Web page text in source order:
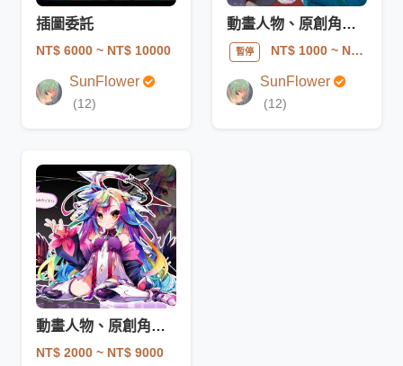
插圖委託
NT$ 6000 ~ NT$ 10000
SunFlower
(12)
動畫人物、原創角色委託等~~
暫停 NT$ 1000~ NT$ 5000
SunFlower
(12)
動畫人物、原創角色委託等~~
NT$ 2000 ~ NT$ 9000